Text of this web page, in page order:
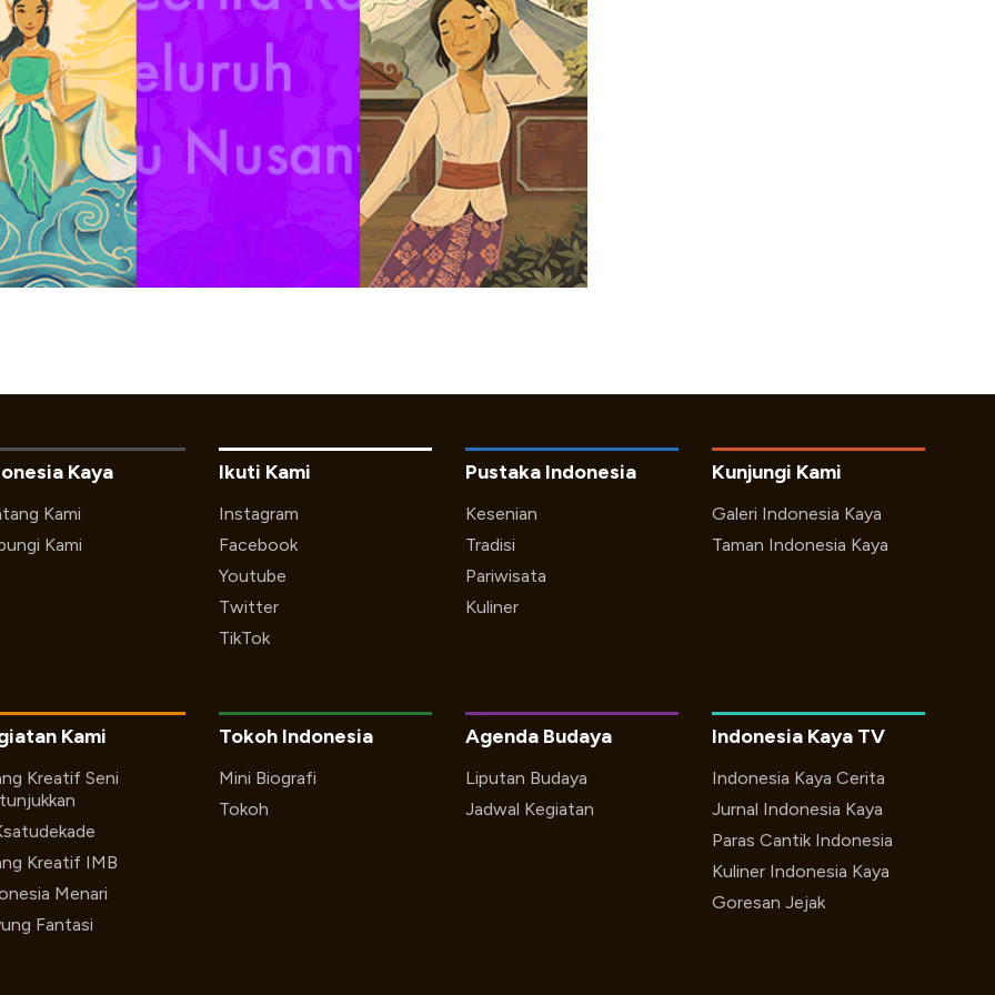
Kaya
Kami
Kami
Ikuti Kami
Instagram
Facebook
Youtube
Twitter
TikTok
Kami
Kreatif Seni
Kreatif IMB
Menari
Fantasi
Kunjungi Kami
Galeri Indonesia Kaya
Taman Indonesia Kaya
Pustaka Indonesia
Kesenian
Tradisi
Pariwisata
Kuliner
Tokoh Indonesia
Mini Biografi
Tokoh
Indonesia Kaya TV
Indonesia Kaya Cerita
Jurnal Indonesia Kaya
Paras Cantik Indonesia
Kuliner Indonesia Kaya
Goresan Jejak
Agenda Budaya
Liputan Budaya
Jadwal Kegiatan